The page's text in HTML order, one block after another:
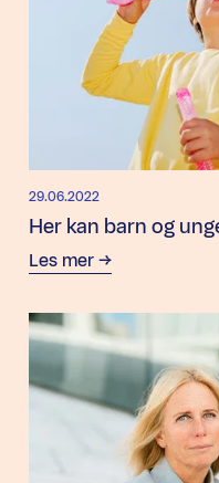
29.06.2022
Her kan barn og
Les mer